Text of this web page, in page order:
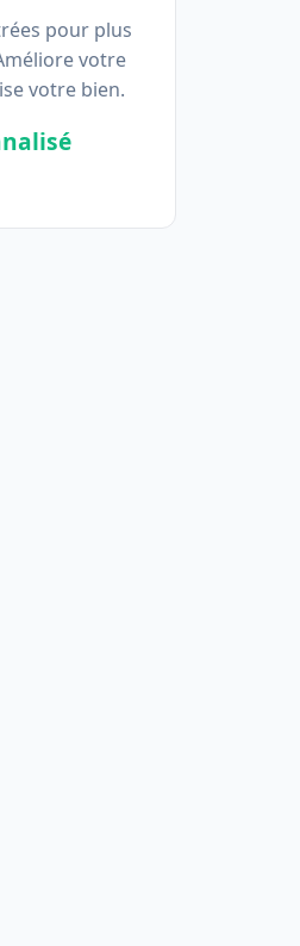
pour plus
votre
votre bien.